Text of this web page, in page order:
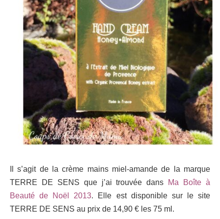
Il s’agit de la crème mains miel-amande de la marque
TERRE DE SENS que j’ai trouvée dans
Ma Boîte à
Beauté de Noël 2013. Elle est disponible sur le site
TERRE DE SENS au prix de 14,90 € les 75 ml.